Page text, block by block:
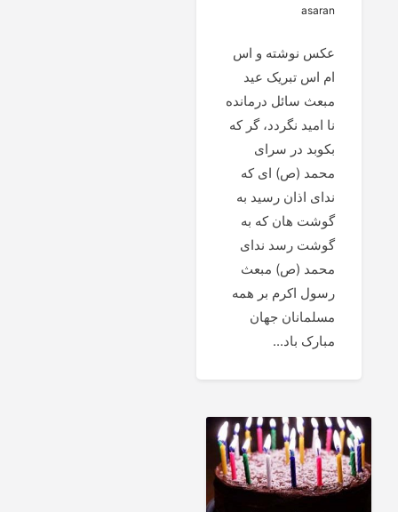
asaran
عکس نوشته و اس
ام اس تبریک عید
مبعث سائل درمانده
نا امید نگردد، گر که
بکوبد در سرای
محمد (ص) ای که
ندای اذان رسید به
گوشت هان که به
گوشت رسد ندای
محمد (ص) مبعث
رسول اکرم بر همه
مسلمانان جهان
مبارک باد...